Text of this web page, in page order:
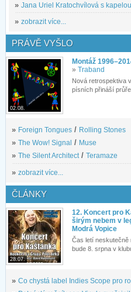
» Jana Uriel Kratochvílová s kapelou
» zobrazit více...
PRÁVĚ VYŠLO
02.08.
Montáž
» Traband
Nová retrospektiva
písních přináší
» Foreign Tongues / Rolling Stones
» The Wow! Signal / Muse
» The Silent Architect/ Teramaze
» zobrazit více...
ČLÁNKY
28.07.
12. Koncert pro
širým nebem v
Modrá Vopice
Čas letí neskutečně
bude 8. srpna v
» Co chystá label Indies Scope pro